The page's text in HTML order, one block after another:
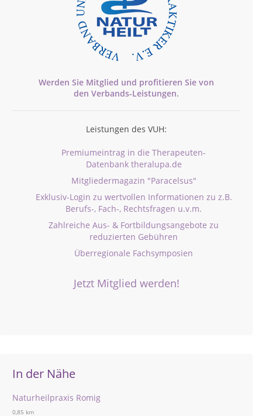
Werden Sie Mitglied und profitieren Sie von
den Verbands-Leistungen.
Leistungen des VUH:
Premiumeintrag in die Therapeuten-
Datenbank theralupa.de
Mitgliedermagazin "Paracelsus"
Exklusiv-Login zu wertvollen Informationen zu z.B.
Berufs-, Fach-, Rechtsfragen u.v.m.
Zahlreiche Aus- & Fortbildungsangebote zu
reduzierten Gebühren
Überregionale Fachsymposien
Jetzt Mitglied werden!
In der Nähe
Naturheilpraxis Romig
0,85 km